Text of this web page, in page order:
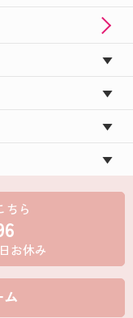
場★☆オリジ
！！！
★☆を新米でお
オリジナルで
本酒ギフト★
ちら
お休み